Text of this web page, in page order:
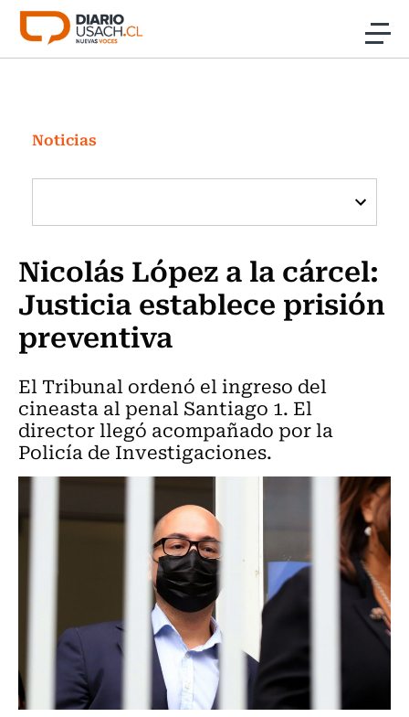
Click acá para ir directamente al contenido
Investigación
Cultura
Programas Radio y TV Usach
Noticias
Nicolás López a la cárcel:
Justicia establece prisión
preventiva
El Tribunal ordenó el ingreso del
cineasta al penal Santiago 1. El
director llegó acompañado por la
Policía de Investigaciones.